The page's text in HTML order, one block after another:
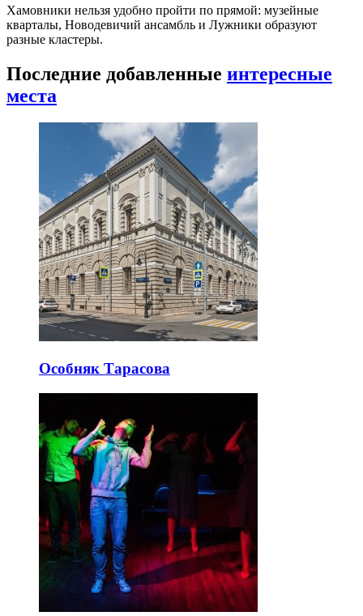
Хамовники нельзя удобно пройти по прямой: музейные
кварталы, Новодевичий ансамбль и Лужники образуют
разные кластеры.
Последние добавленные интересные
места
Особняк Тарасова